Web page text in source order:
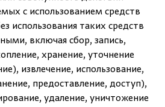
с использованием средств
использования таких средств
включая сбор, запись,
хранение, уточнение
извлечение, использование,
предоставление, доступ),
удаление, уничтожение